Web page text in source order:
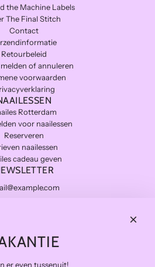
the Machine Labels
The Final Stitch
Contact
Retourbeleid
of annuleren
voorwaarden
Rotterdam
voor naailessen
Reserveren
naailessen
cadeau geven
meegaan en zo duurzaam mogelijk.
er even tussenuit!